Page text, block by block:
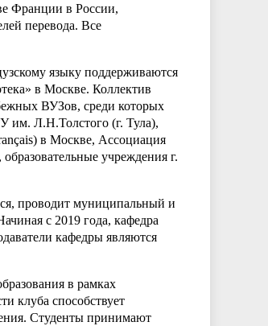
Франции в России,
перевода. Все
языку поддерживаются
в Москве. Коллектив
ВУЗов, среди которых
им. Л.Н.Толстого (г. Тула),
в Москве, Ассоциация
учреждения г.
проводит муниципальный и
с 2019 года, кафедра
кафедры являются
в рамках
клуба способствует
Студенты принимают